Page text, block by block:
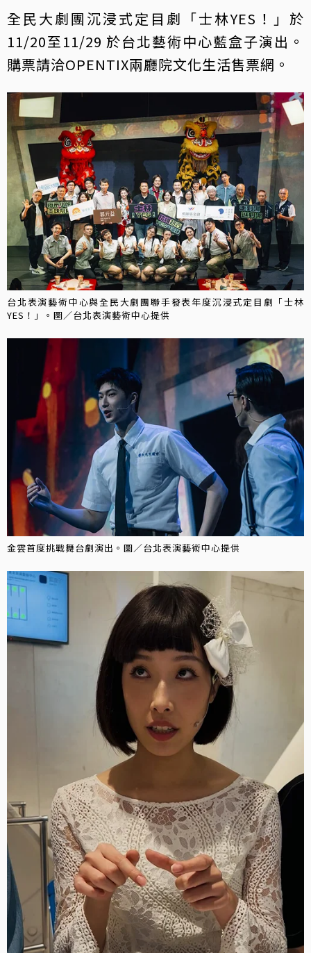
全民大劇團沉浸式定目劇「士林YES！」於
11/20至11/29 於台北藝術中心藍盒子演出。
購票請洽OPENTIX兩廳院文化生活售票網。
台北表演藝術中心與全民大劇團聯手發表年度沉浸式定目劇「士林
YES！」。圖／台北表演藝術中心提供
金雲首度挑戰舞台劇演出。圖／台北表演藝術中心提供